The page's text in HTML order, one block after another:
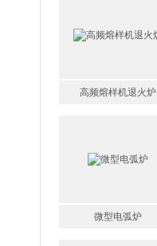
高频熔样机退火炉
微型电弧炉